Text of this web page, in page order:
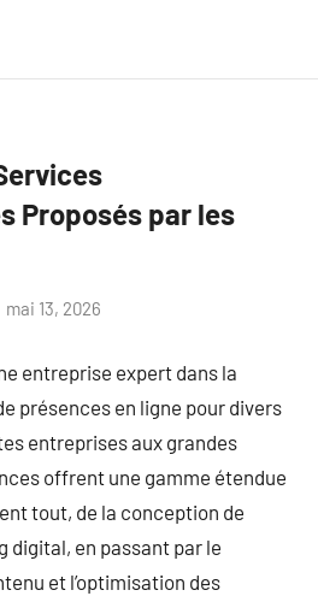
Proposés par les
mai 13, 2026
entreprise expert dans la
présences en ligne pour divers
entreprises aux grandes
offrent une gamme étendue
tout, de la conception de
digital, en passant par le
et l’optimisation des